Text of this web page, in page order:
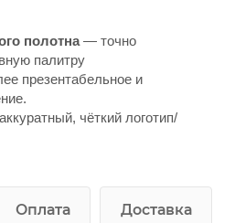
полотна— точно
палитру
презентабельное и
чёткий логотип/
Оплата Доставка